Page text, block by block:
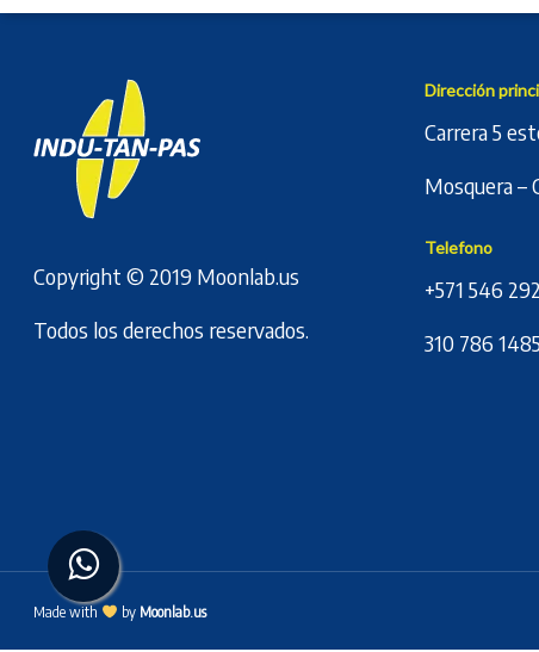
Copyright © 2019 Moonlab.us
Todos los derechos reservados.
Dirección
Carrera 5
Mosquera –
Telefono
+571 546
310 786 1485
Made with by Moonlab.us